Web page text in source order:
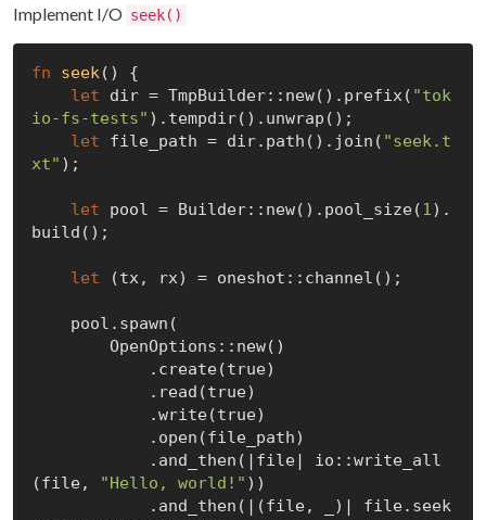
Implement I/O seek()
fn seek() {
let dir = TmpBuilder::new().prefix( "tok
io-fs-tests" ).tempdir().unwrap();
let file_path = dir.path().join( "seek.t
xt" );
let pool = Builder::new().pool_size(1).
build();
let (tx, rx) = oneshot::channel();
            .create(
true)
            .read(
true)
            .write(
true)
(file,
"Hello, world!" ))